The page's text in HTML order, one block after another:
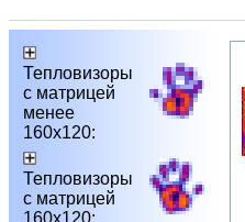
Тепловизоры
с матрицей
менее
160х120:
Тепловизоры
с матрицей